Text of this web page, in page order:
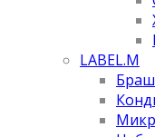
LABEL.M